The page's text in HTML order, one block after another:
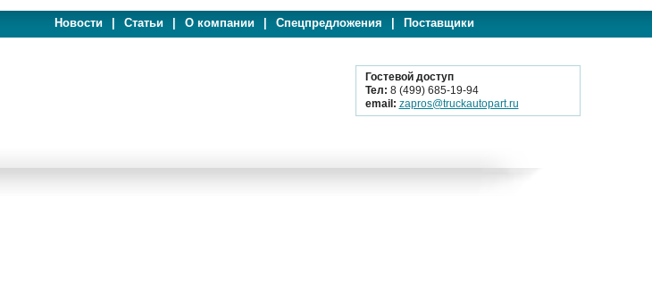
Новости Статьи О компании Спецпредложения Поставщики
Гостевой доступ
Тел: 8 (499) 685-19-94
email: zapros@truckautopart.ru